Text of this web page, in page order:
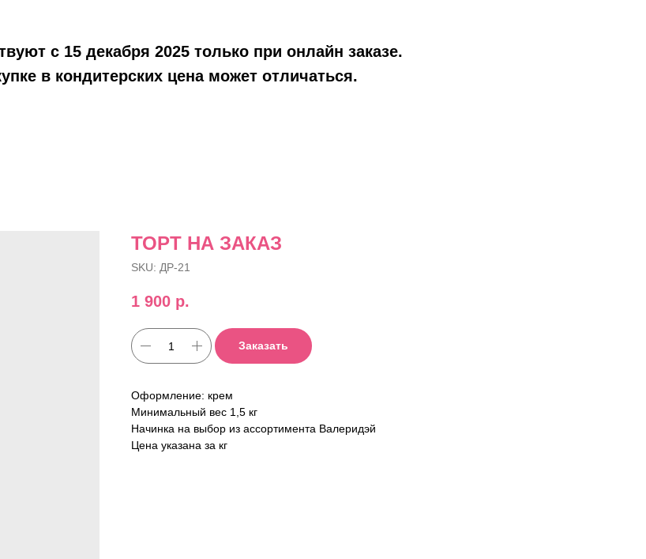
с 15 декабря 2025 только при онлайн заказе.
в кондитерских цена может отличаться.
ТОРТ НА ЗАКАЗ
SKU: ДР-21
1 900 р.
Заказать
Оформление: крем
Минимальный вес 1,5 кг
Начинка на выбор из ассортимента Валеридэй
Цена указана за кг